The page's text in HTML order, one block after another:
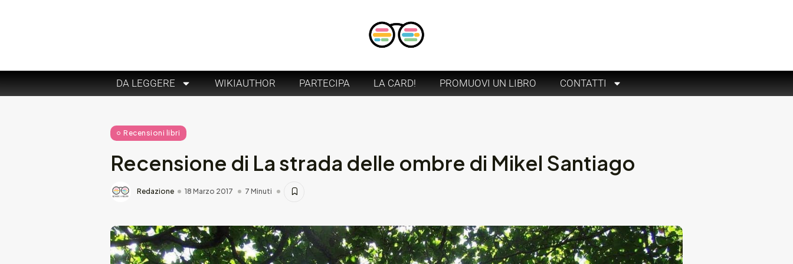
DA LEGGERE WIKIAUTHOR PARTECIPA LA CARD! PROMUOVI UN LIBRO CONTATTI
Recensioni libri
Recensione di La strada delle ombre di Mikel Santiago
Redazione 18 Marzo 2017 7 Minuti